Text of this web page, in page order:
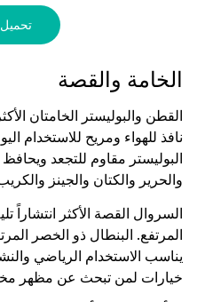
تحميل
الخامة والقصة
القطن والبوليستر الخامتان
نافذ للهواء ومريح للاستخدام
البوليستر مقاوم للتجعد
والحرير والكتان والجينز
السروال القصة الأكثر انتشاراً
المرتفع. البنطال ذو الخصر
يناسب الاستخدام الرياضي
خيارات لمن تبحث عن مظهر